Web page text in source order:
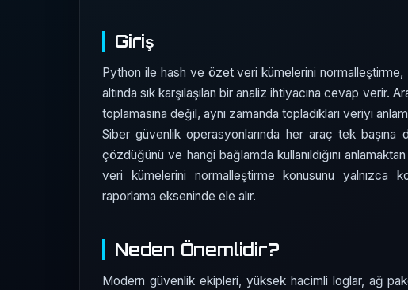
Giriş
Python ile hash ve özet veri kümelerini
altında sık karşılaşılan bir analiz ihtiyacına cevap verir.
toplamasına değil, aynı zamanda topladıkları veriyi
Siber güvenlik operasyonlarında her araç tek
çözdüğünü ve hangi bağlamda kullanıldığını
veri kümelerini normalleştirme konusunu yalnızca
raporlama ekseninde ele alır.
Neden Önemlidir?
Modern güvenlik ekipleri, yüksek hacimli loglar, ağ